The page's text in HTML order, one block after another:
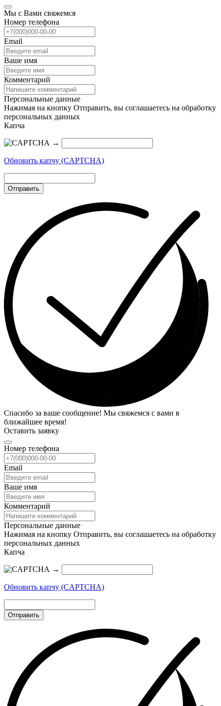
Мы с Вами свяжемся
Номер телефона
Email
Ваше имя
Комментарий
Персональные данные
Нажимая на кнопку Отправить, вы соглашаетесь на обработку
персональных данных
Капча
→
Обновить капчу (CAPTCHA)
Отправить
Спасибо за ваше сообщение! Мы свяжемся с вами в
ближайшее время!
Оставить заявку
Номер телефона
Email
Ваше имя
Комментарий
Персональные данные
Нажимая на кнопку Отправить, вы соглашаетесь на обработку
персональных данных
Капча
→
Обновить капчу (CAPTCHA)
Отправить